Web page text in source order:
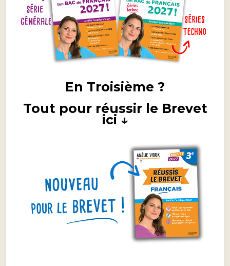
En Troisième ?
Tout pour réussir le Brevet
ici ↓